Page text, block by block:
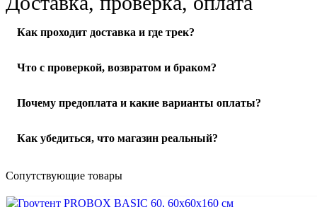
Как проходит доставка и где трек?
Отправляем по РФ. После передачи в службу доставки
Что с проверкой, возвратом и браком?
При получении осмотрите упаковку и товар в ПВЗ или при
Почему предоплата и какие варианты оплаты?
Работаем по предоплате: от 20% (можно 100%, как
Как убедиться, что магазин реальный?
На сайте есть контакты и реквизиты. Мы на связи и
Сопутствующие товары